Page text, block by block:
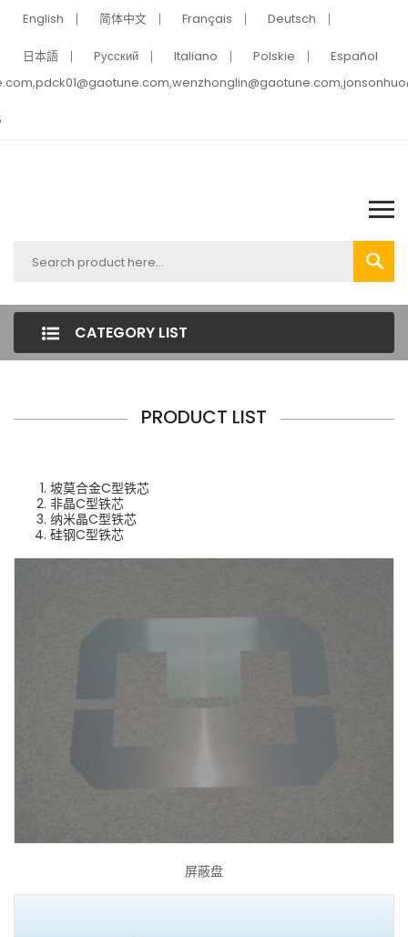
English 简体中文 Français Deutsch
日本語 Pусский Italiano Polskie
Español
CATEGORY LIST
PRODUCT LIST
坡莫合金C型铁芯
非晶C型铁芯
纳米晶C型铁芯
硅钢C型铁芯
屏蔽盘